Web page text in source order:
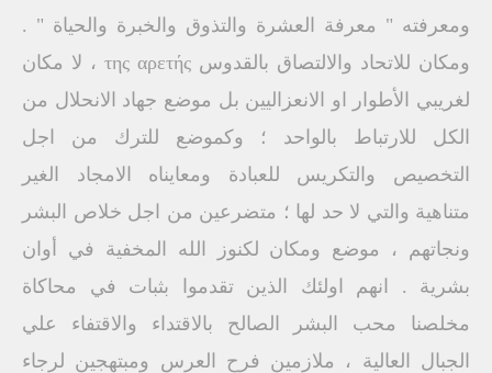
ومعرفته " معرفة العشرة والتذوق والخبرة والحياة " .
ومكان للاتحاد والالتصاق بالقدوس της αρετής ، لا مكان
لغريبي الأطوار او الانعزاليين بل موضع جهاد الانحلال من
الكل للارتباط بالواحد ؛ وكموضع للترك من اجل
التخصيص والتكريس للعبادة ومعايناه الامجاد الغير
متناهية والتي لا حد لها ؛ متضرعين من اجل خلاص البشر
ونجاتهم ، موضع ومكان لكنوز الله المخفية في أوان
بشرية . انهم اولئك الذين تقدموا بثبات في محاكاة
مخلصنا محب البشر الصالح بالاقتداء والاقتفاء علي
الجبال العالية ، ملازمين فرح العرس ومبتهجين لرجاء